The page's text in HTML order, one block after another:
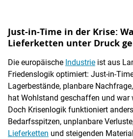
Just-in-Time in der Krise:
Lieferketten unter Druck
Die europäische Industrie ist aus
Friedenslogik optimiert: Just-in-
Lagerbestände, planbare
hat Wohlstand geschaffen und
Doch Krisenlogik funktioniert
Bedarfsspitzen, unplanbare
Lieferketten und steigenden